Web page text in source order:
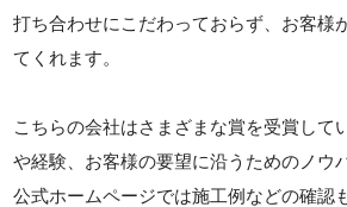
打ち合わせにこだわっておらず、お客様
てくれます。
こちらの会社はさまざまな賞を受賞して
や経験、お客様の要望に沿うためのノウ
公式ホームページでは施工例などの確認